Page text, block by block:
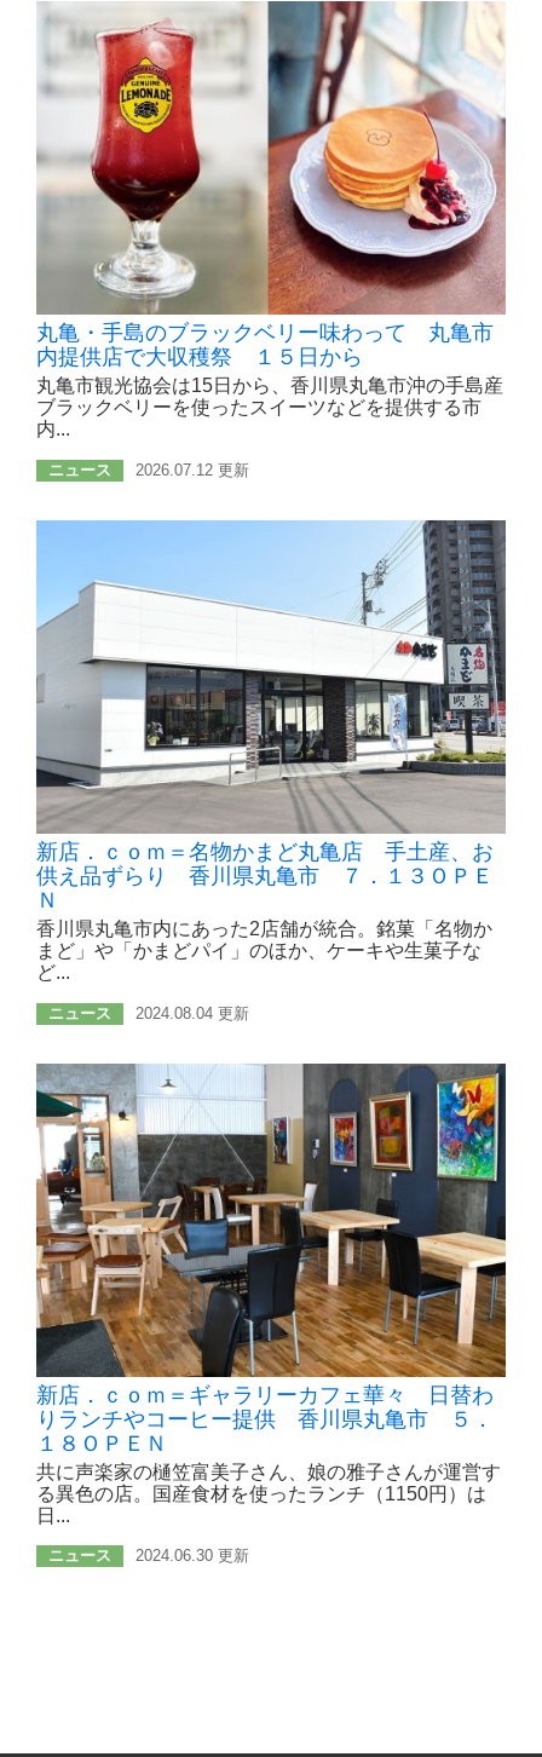
丸亀・手島のブラックベリー味わって 丸亀市
内提供店で大収穫祭 １５日から
丸亀市観光協会は15日から、香川県丸亀市沖の手島産
ブラックベリーを使ったスイーツなどを提供する市
内...
ニュース 2026.07.12 更新
新店．ｃｏｍ＝名物かまど丸亀店 手土産、お
供え品ずらり 香川県丸亀市 ７．１３ＯＰＥ
Ｎ
香川県丸亀市内にあった2店舗が統合。銘菓「名物か
まど」や「かまどパイ」のほか、ケーキや生菓子な
ど...
ニュース 2024.08.04 更新
新店．ｃｏｍ＝ギャラリーカフェ華々 日替わ
りランチやコーヒー提供 香川県丸亀市 ５．
１８ＯＰＥＮ
共に声楽家の樋笠富美子さん、娘の雅子さんが運営す
る異色の店。国産食材を使ったランチ（1150円）は
日...
ニュース 2024.06.30 更新